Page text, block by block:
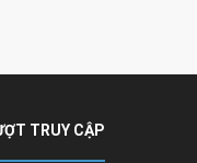
TRUY CẬP